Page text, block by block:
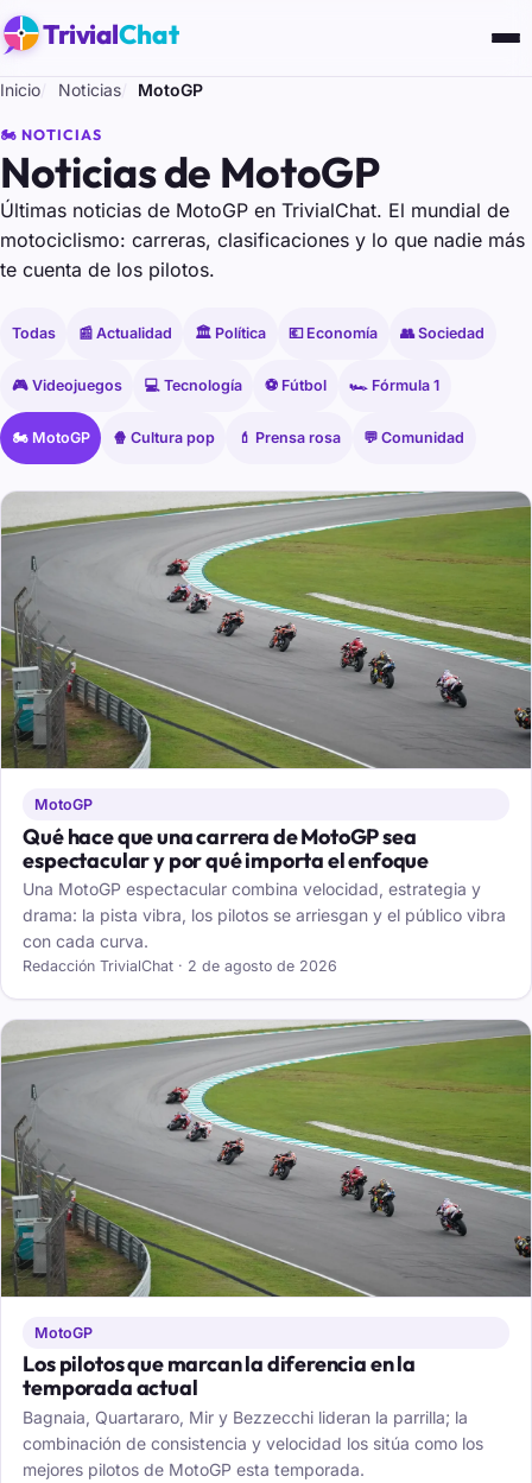
TrivialChat
Inicio Noticias MotoGP
🏍️ NOTICIAS
Noticias de MotoGP
Últimas noticias de MotoGP en TrivialChat. El mundial de
motociclismo: carreras, clasificaciones y lo que nadie más
te cuenta de los pilotos.
Todas 📰 Actualidad 🏛️ Política 💶 Economía 👥 Sociedad
🎮 Videojuegos 💻 Tecnología ⚽ Fútbol 🏎️ Fórmula 1
🏍️ MotoGP 🍿 Cultura pop 💄 Prensa rosa 💬 Comunidad
Últimas noticias de MotoGP
MotoGP
Qué hace que una carrera de MotoGP sea
espectacular y por qué importa el enfoque
Una MotoGP espectacular combina velocidad, estrategia y
drama: la pista vibra, los pilotos se arriesgan y el público vibra
con cada curva.
Redacción TrivialChat · 2 de agosto de 2026
MotoGP
Los pilotos que marcan la diferencia en la
temporada actual
Bagnaia, Quartararo, Mir y Bezzecchi lideran la parrilla; la
combinación de consistencia y velocidad los sitúa como los
mejores pilotos de MotoGP esta temporada.